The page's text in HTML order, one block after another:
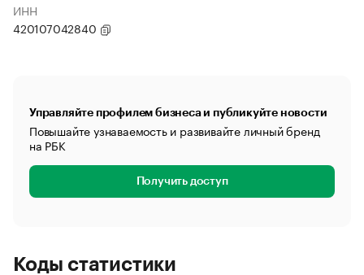
ИНН
420107042840
Управляйте профилем бизнеса и публикуйте новости
Повышайте узнаваемость и развивайте личный бренд
на РБК
Получить доступ
Коды статистики